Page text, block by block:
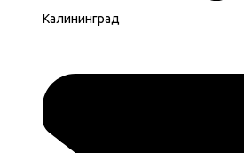
Калининград